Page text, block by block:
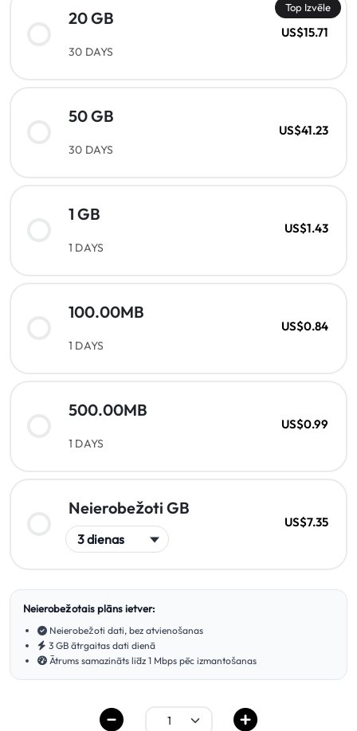
Top Izvēle
20 GB
30 DAYS
US$15.71
50 GB
30 DAYS
US$41.23
1 GB
1 DAYS
US$1.43
100.00MB
1 DAYS
US$0.84
500.00MB
1 DAYS
US$0.99
Neierobežoti GB
US$7.35
Neierobežotais plāns ietver:
Neierobežoti dati, bez atvienošanas
3 GB ātrgaitas dati dienā
Ātrums samazināts līdz 1 Mbps pēc izmantošanas